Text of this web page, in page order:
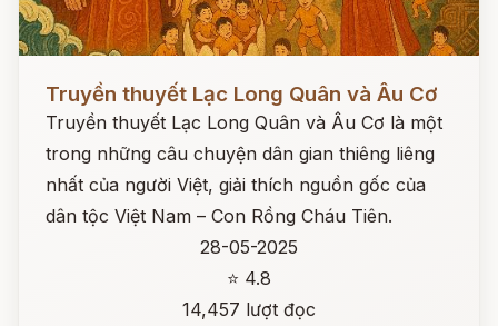
Đọc ngay
Truyền thuyết Lạc Long Quân và Âu Cơ
Truyền thuyết Lạc Long Quân và Âu Cơ là một
trong những câu chuyện dân gian thiêng liêng
nhất của người Việt, giải thích nguồn gốc của
dân tộc Việt Nam – Con Rồng Cháu Tiên.
28-05-2025
⭐ 4.8
14,457 lượt đọc